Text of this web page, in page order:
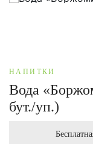
НАПИТКИ
Вода
бут./уп.)